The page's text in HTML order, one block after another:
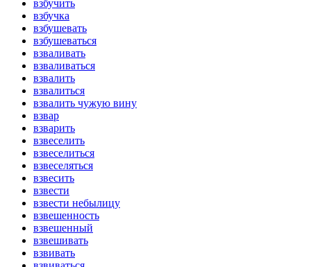
взбучить
взбучка
взбушевать
взбушеваться
взваливать
взваливаться
взвалить
взвалиться
взвалить чужую вину
взвар
взварить
взвеселить
взвеселиться
взвеселяться
взвесить
взвести
взвести небылицу
взвешенность
взвешенный
взвешивать
взвивать